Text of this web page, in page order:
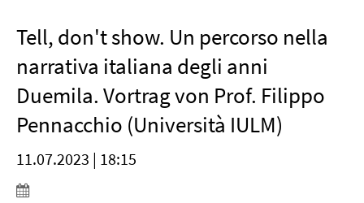
Tell, don't show. Un percorso nella
narrativa italiana degli anni
Duemila. Vortrag von Prof. Filippo
Pennacchio (Università IULM)
11.07.2023 | 18:15